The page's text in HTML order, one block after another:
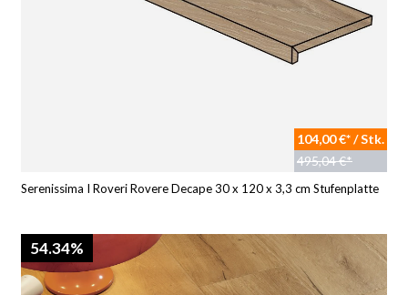
104,00 €* / Stk.
495,04 €*
Serenissima I Roveri Rovere Decape 30 x 120 x 3,3 cm Stufenplatte
54.34%